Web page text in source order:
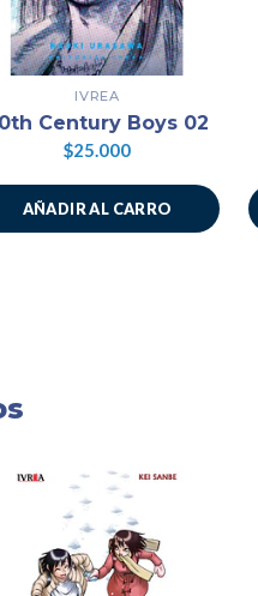
IVREA
Century Boys 02
$25.000
AÑADIR AL CARRO